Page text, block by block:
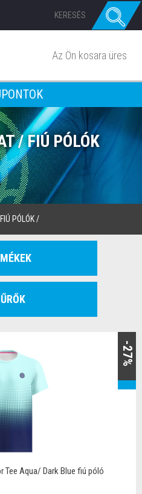
Az Ön kosara üres
/ FIÚ PÓLÓK
FIÚ PÓLÓK/
-27%
Tee Aqua/ Dark Blue fiú póló